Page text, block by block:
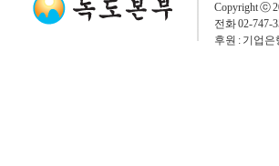
Copyright ⓒ
전화 02-747-
후원 : 기업은